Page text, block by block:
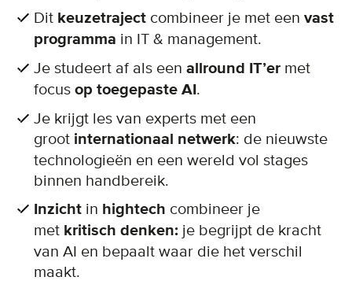
Dit keuzetraject combineer je met een vast
programma in IT & management.
Je studeert af als een allround IT’er met
focus op toegepaste AI.
Je krijgt les van experts met een
groot internationaal netwerk: de nieuwste
technologieën en een wereld vol stages
binnen handbereik.
Inzicht in hightech combineer je
met kritisch denken: je begrijpt de kracht
van AI en bepaalt waar die het verschil
maakt.